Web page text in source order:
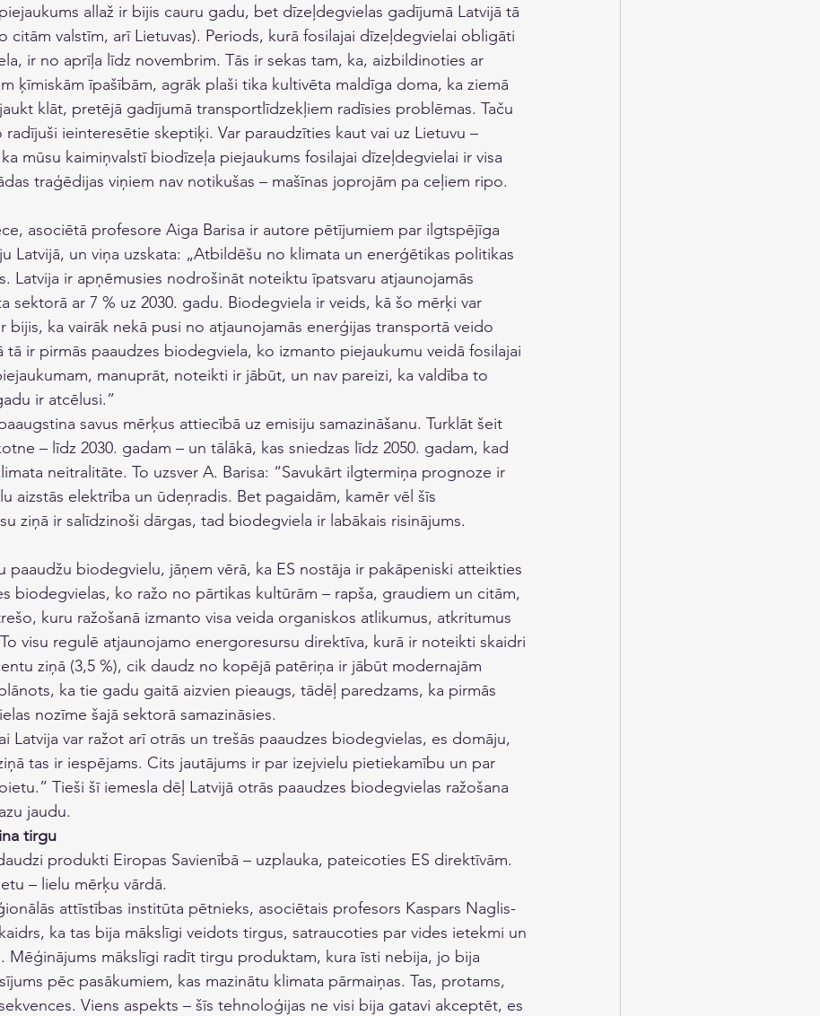
allaž ir bijis cauru gadu, bet dīzeļdegvielas gadījumā Latvijā tā
citām valstīm, arī Lietuvas). Periods, kurā fosilajai dīzeļdegvielai obligāti
ir no aprīļa līdz novembrim. Tās ir sekas tam, ka, aizbildinoties ar
ķīmiskām īpašībām, agrāk plaši tika kultivēta maldīga doma, ka ziemā
klāt, pretējā gadījumā transportlīdzekļiem radīsies problēmas. Taču
ieinteresētie skeptiķi. Var paraudzīties kaut vai uz Lietuvu –
mūsu kaimiņvalstī biodīzeļa piejaukums fosilajai dīzeļdegvielai ir visa
traģēdijas viņiem nav notikušas – mašīnas joprojām pa ceļiem ripo.
asociētā profesore Aiga Barisa ir autore pētījumiem par ilgtspējīga
Latvijā, un viņa uzskata: „Atbildēšu no klimata un enerģētikas politikas
Latvija ir apņēmusies nodrošināt noteiktu īpatsvaru atjaunojamās
sektorā ar 7 % uz 2030. gadu. Biodegviela ir veids, kā šo mērķi var
bijis, ka vairāk nekā pusi no atjaunojamās enerģijas transportā veido
tā ir pirmās paaudzes biodegviela, ko izmanto piejaukumu veidā fosilajai
manuprāt, noteikti ir jābūt, un nav pareizi, ka valdība to
ir atcēlusi.”
savus mērķus attiecībā uz emisiju samazināšanu. Turklāt šeit
– līdz 2030. gadam – un tālākā, kas sniedzas līdz 2050. gadam, kad
neitralitāte. To uzsver A. Barisa: “Savukārt ilgtermiņa prognoze ir
aizstās elektrība un ūdeņradis. Bet pagaidām, kamēr vēl šīs
ziņā ir salīdzinoši dārgas, tad biodegviela ir labākais risinājums.
paaudžu biodegvielu, jāņem vērā, ka ES nostāja ir pakāpeniski atteikties
biodegvielas, ko ražo no pārtikas kultūrām – rapša, graudiem un citām,
kuru ražošanā izmanto visa veida organiskos atlikumus, atkritumus
visu regulē atjaunojamo energoresursu direktīva, kurā ir noteikti skaidri
ziņā (3,5 %), cik daudz no kopējā patēriņa ir jābūt modernajām
ka tie gadu gaitā aizvien pieaugs, tādēļ paredzams, ka pirmās
nozīme šajā sektorā samazināsies.
Latvija var ražot arī otrās un trešās paaudzes biodegvielas, es domāju,
tas ir iespējams. Cits jautājums ir par izejvielu pietiekamību un par
Tieši šī iemesla dēļ Latvijā otrās paaudzes biodegvielas ražošana
jaudu.
tirgu
produkti Eiropas Savienībā – uzplauka, pateicoties ES direktīvām.
– lielu mērķu vārdā.
attīstības institūta pētnieks, asociētais profesors Kaspars Naglis-
ka tas bija mākslīgi veidots tirgus, satraucoties par vides ietekmi un
Mēģinājums mākslīgi radīt tirgu produktam, kura īsti nebija, jo bija
pēc pasākumiem, kas mazinātu klimata pārmaiņas. Tas, protams,
Viens aspekts – šīs tehnoloģijas ne visi bija gatavi akceptēt, es